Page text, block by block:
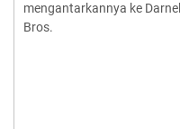
mengantarkannya ke Darnell
Bros.